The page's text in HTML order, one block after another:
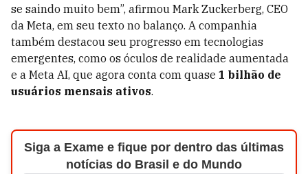
se saindo muito bem”, afirmou Mark Zuckerberg, CEO
da Meta, em seu texto no balanço. A companhia
também destacou seu progresso em tecnologias
emergentes, como os óculos de realidade aumentada
e a Meta AI, que agora conta com quase 1 bilhão de
usuários mensais ativos.
Siga a Exame e fique por dentro das últimas
notícias do Brasil e do Mundo